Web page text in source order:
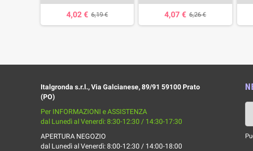
4,02 € 6,19 € 4,07 € 6,26 €
Italgronda s.r.l., Via Galcianese, 89/91 59100 Prato
(PO)
Per INFORMAZIONI e ASSISTENZA
dal Lunedì al Venerdì: 8:30-12:30 / 14:30-17:30
APERTURA NEGOZIO
dal Lunedì al Venerdì: 8:00-12:30 / 14:00-18:00